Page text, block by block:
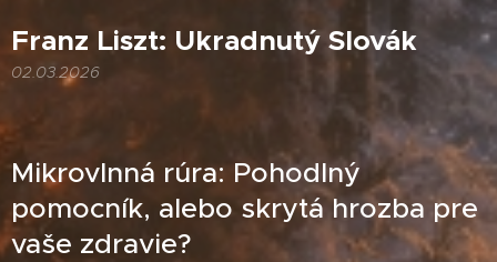
Franz Liszt: Ukradnutý Slovák
02.03.2026
Mikrovlnná rúra: Pohodlný
pomocník, alebo skrytá hrozba pre
vaše zdravie?